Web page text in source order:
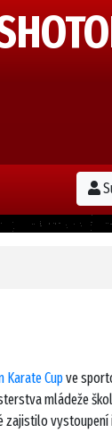
Karate Cupve
mládeže